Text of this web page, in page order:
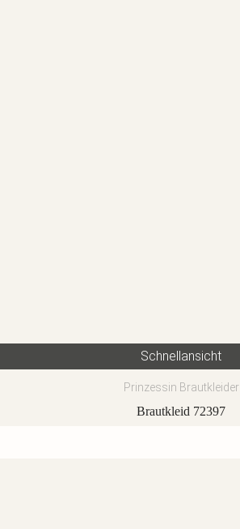
Schnellansicht
Prinzessin Brautkleider
Brautkleid 72397